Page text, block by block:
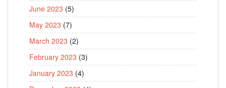
June 2023 (5)
May 2023 (7)
March 2023 (2)
February 2023 (3)
January 2023 (4)